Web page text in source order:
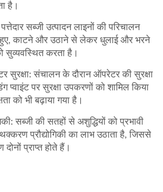
है।
सब्जी उत्पादन लाइनों की परिचालन
काटने और उठाने से लेकर धुलाई और भरने
सुव्यवस्थित करता है।
सुरक्षा: संचालन के दौरान ऑपरेटर की सुरक्षा
प्वाइंट पर सुरक्षा उपकरणों को शामिल किया
को भी बढ़ाया गया है।
सब्जी की सतहों से अशुद्धियों को प्रभावी
प्रौद्योगिकी का लाभ उठाता है, जिससे
प्राप्त होते हैं।